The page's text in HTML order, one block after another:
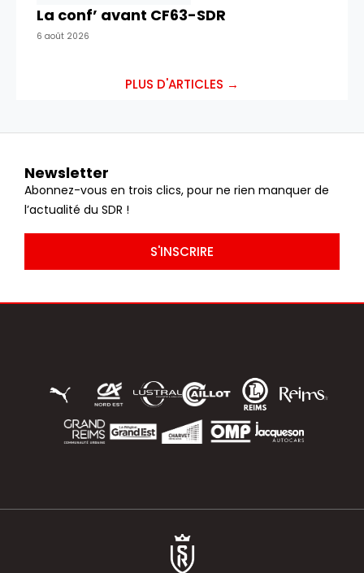
La conf’ avant CF63-SDR
6 août 2026
PLUS D'ARTICLES →
Newsletter
Abonnez-vous en trois clics, pour ne rien manquer de
l’actualité du SDR !
S'INSCRIRE